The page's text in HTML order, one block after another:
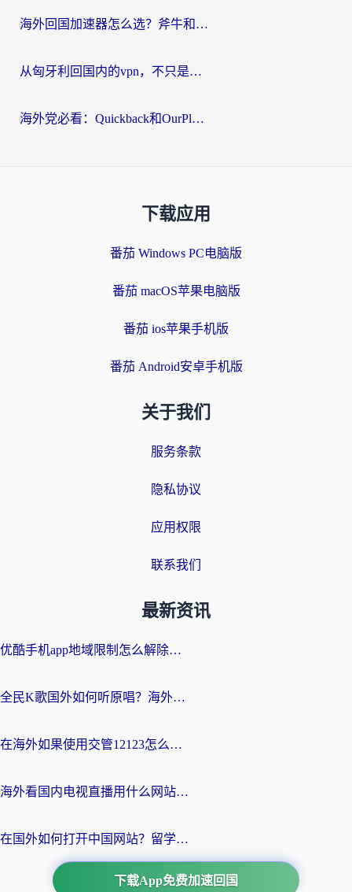
海外回国加速器怎么选？斧牛和海龟哪个好？一篇帮你避开坑的实用指南
从匈牙利回国内的vpn，不只是为了刷剧那么简单
海外党必看：Quickback和OurPlay好用吗？3分钟选对回国加速器，无缝刷剧玩游戏
下载应用
番茄 Windows PC电脑版
番茄 macOS苹果电脑版
番茄 ios苹果手机版
番茄 Android安卓手机版
关于我们
服务条款
隐私协议
应用权限
联系我们
最新资讯
优酷手机app地域限制怎么解除？海外党亲测有效的追剧方案
全民K歌国外如何听原唱？海外党亲测有效的回国加速器选择指南
在海外如果使用交管12123怎么处理？留学生亲测有效的回国加速方案
海外看国内电视直播用什么网站比较好？一篇解决你所有追剧难题的实用指南
在国外如何打开中国网站？留学生与海外华人的无缝访问指南
下载App免费加速回国